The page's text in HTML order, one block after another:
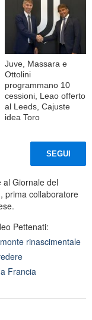
Juve, Massara e
Ottolini
programmano 10
cessioni, Leao offerto
al Leeds, Cajuste
idea Toro
SEGUI
Giornale del
prima collaboratore
Pettenati:
rinascimentale
Francia